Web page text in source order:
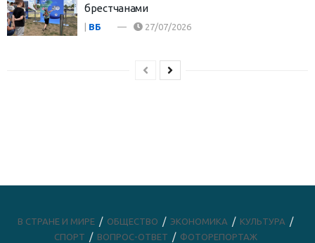
брестчанами
| ВБ 27/07/2026
В СТРАНЕ И МИРЕ ОБЩЕСТВО ЭКОНОМИКА
КУЛЬТУРА
СПОРТ
ВОПРОС-ОТВЕТ ФОТОРЕПОРТАЖ